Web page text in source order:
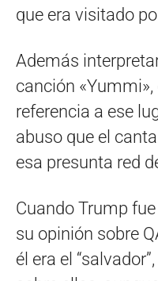
que era visitado
Además
canción
referencia a ese
abuso que el
esa presunta red
Cuando Trump
su opinión sobre
él era el